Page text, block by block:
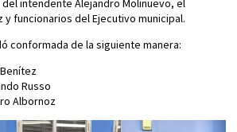
intendente Alejandro Molinuevo, el
y funcionarios del Ejecutivo municipal.
conformada de la siguiente manera:
Russo
Albornoz